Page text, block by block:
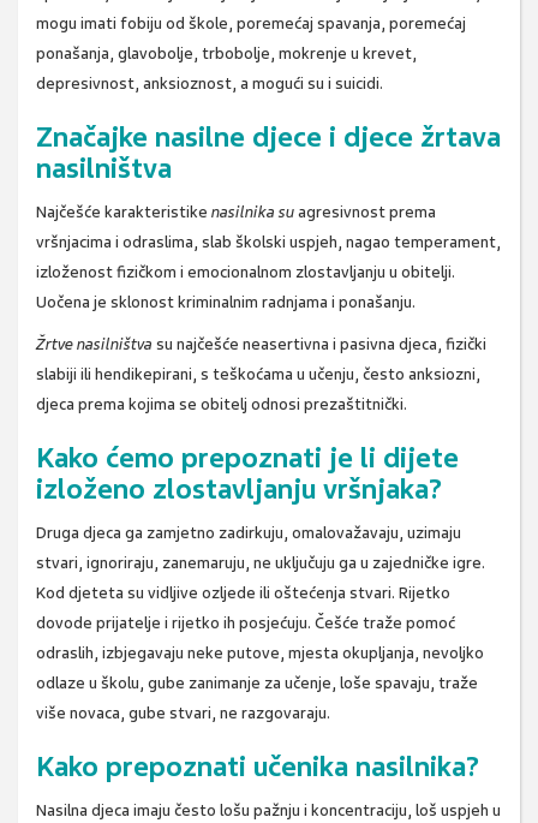
mogu imati fobiju od škole, poremećaj spavanja, poremećaj
ponašanja, glavobolje, trbobolje, mokrenje u krevet,
depresivnost, anksioznost, a mogući su i suicidi.
Značajke nasilne djece i djece žrtava
nasilništva
Najčešće karakteristike nasilnika suagresivnost prema
vršnjacima i odraslima, slab školski uspjeh, nagao temperament,
izloženost fizičkom i emocionalnom zlostavljanju u obitelji.
Uočena je sklonost kriminalnim radnjama i ponašanju.
Žrtve nasilništva su najčešće neasertivna i pasivna djeca, fizički
slabiji ili hendikepirani, s teškoćama u učenju, često anksiozni,
djeca prema kojima se obitelj odnosi prezaštitnički.
Kako ćemo prepoznati je li dijete
izloženo zlostavljanju vršnjaka?
Druga djeca ga zamjetno zadirkuju, omalovažavaju, uzimaju
stvari, ignoriraju, zanemaruju, ne uključuju ga u zajedničke igre.
Kod djeteta su vidljive ozljede ili oštećenja stvari. Rijetko
dovode prijatelje i rijetko ih posjećuju. Češće traže pomoć
odraslih, izbjegavaju neke putove, mjesta okupljanja, nevoljko
odlaze u školu, gube zanimanje za učenje, loše spavaju, traže
više novaca, gube stvari, ne razgovaraju.
Kako prepoznati učenika nasilnika?
Nasilna djeca imaju često lošu pažnju i koncentraciju, loš uspjeh u